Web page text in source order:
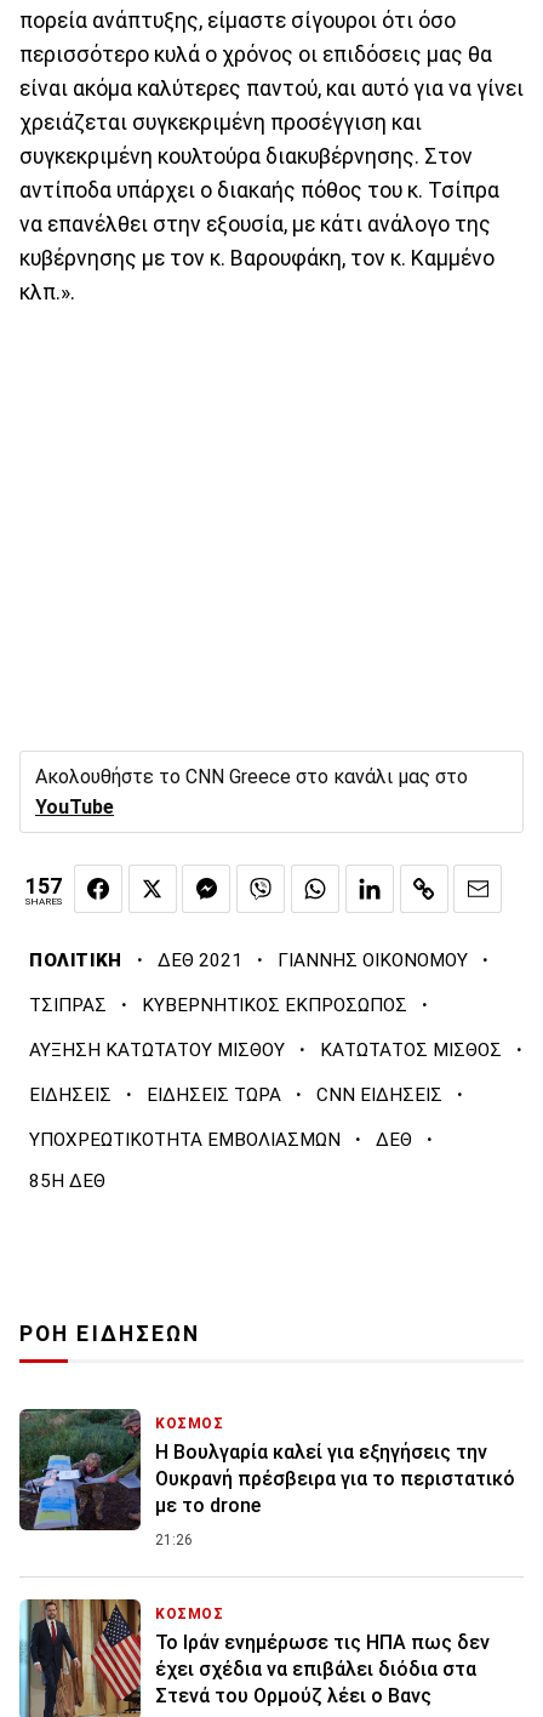
πορεία ανάπτυξης, είμαστε σίγουροι ότι όσο
περισσότερο κυλά ο χρόνος οι επιδόσεις μας θα
είναι ακόμα καλύτερες παντού, και αυτό για να γίνει
χρειάζεται συγκεκριμένη προσέγγιση και
συγκεκριμένη κουλτούρα διακυβέρνησης. Στον
αντίποδα υπάρχει ο διακαής πόθος του κ. Τσίπρα
να επανέλθει στην εξουσία, με κάτι ανάλογο της
κυβέρνησης με τον κ. Βαρουφάκη, τον κ. Καμμένο
κλπ.».
Ακολουθήστε το CNN Greece στο κανάλι μας στο
YouTube
157
SHARES
ΠΟΛΙΤΙΚΗ · ΔΕΘ 2021 · ΓΙΑΝΝΗΣ ΟΙΚΟΝΟΜΟΥ ·
ΤΣΙΠΡΑΣ · ΚΥΒΕΡΝΗΤΙΚΟΣ ΕΚΠΡΟΣΩΠΟΣ ·
ΑΥΞΗΣΗ ΚΑΤΩΤΑΤΟΥ ΜΙΣΘΟΥ · ΚΑΤΩΤΑΤΟΣ ΜΙΣΘΟΣ ·
ΕΙΔΗΣΕΙΣ · ΕΙΔΗΣΕΙΣ ΤΩΡΑ · CNN ΕΙΔΗΣΕΙΣ ·
ΥΠΟΧΡΕΩΤΙΚΟΤΗΤΑ ΕΜΒΟΛΙΑΣΜΩΝ · ΔΕΘ ·
85Η ΔΕΘ
ΡΟΗ ΕΙΔΗΣΕΩΝ
ΚΟΣΜΟΣ
Η Βουλγαρία καλεί για εξηγήσεις την
Ουκρανή πρέσβειρα για το περιστατικό
με το drone
21:26
ΚΟΣΜΟΣ
To Ιράν ενημέρωσε τις ΗΠΑ πως δεν
έχει σχέδια να επιβάλει διόδια στα
Στενά του Ορμούζ λέει ο Βανς